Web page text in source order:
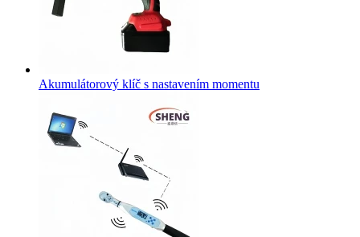
Akumulátorový klíč s nastavením momentu